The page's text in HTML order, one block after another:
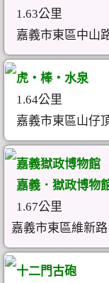
1.63公里
嘉義市東區中山
虎‧棒‧水泉
1.64公里
嘉義市東區山仔
嘉義獄政博物館
嘉義．獄政博物
1.67公里
嘉義市東區維新
十二門古砲